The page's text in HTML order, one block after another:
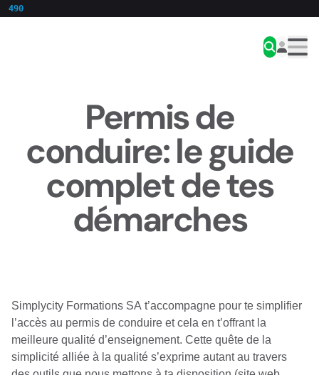
490
Permis de
conduire: le guide
complet de tes
démarches
Simplycity Formations SA t’accompagne pour te simplifier
l’accès au permis de conduire et cela en t’offrant la
meilleure qualité d’enseignement. Cette quête de la
simplicité alliée à la qualité s’exprime autant au travers